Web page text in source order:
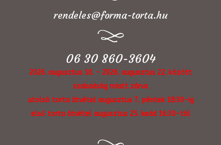
rendeles@forma-torta.hu
06 30 860-3604
2026. augusztus 10. - 2026. augusztus 22. között
szabadság miatt zárva
utolsó torta átvétel augusztus 7. péntek 18:30-ig
első torta átvétel augusztus 25. kedd 16:30-tól